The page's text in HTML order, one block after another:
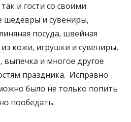
и гости со своими
шедевры и сувениры,
посуда, швейная
кожи, игрушки и сувениры,
и многое другое
праздника. Исправно
было не только попить
пообедать.